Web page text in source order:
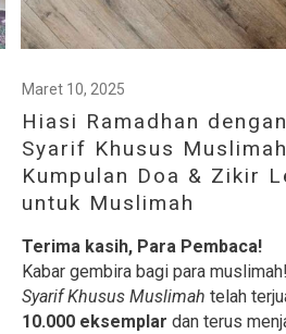
Maret 10, 2025
Hiasi Ramadhan
Syarif Khusus
Kumpulan Doa & Zikir
untuk Muslimah
Terima kasih, Para Pembaca!
Kabar gembira bagi para muslimah!
Syarif Khusus Muslimah telah
10.000 eksemplar dan terus